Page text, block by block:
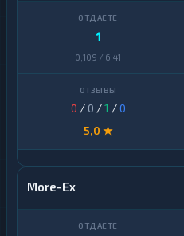
1
0,109 / 6,41
0 / 0 /1 /0
5,0 ★
More-Ex